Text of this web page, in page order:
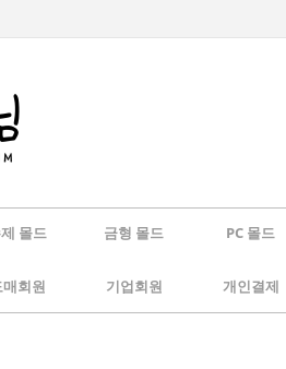
몰드 금형 몰드 PC 몰드
매회원 기업회원 개인결제